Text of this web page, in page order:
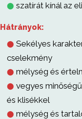
⬤ szatírát kínál az
Hátrányok:
⬤ Sekélyes
cselekmény
⬤ mélység és
⬤ vegyes
és klisékkel
⬤ mélység és